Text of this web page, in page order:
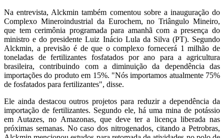
Na entrevista, Alckmin também comentou sobre a inauguração do
Complexo Mineroindustrial da Eurochem, no Triângulo Mineiro,
que tem cerimônia programada para amanhã com a presença do
ministro e do presidente Luiz Inácio Lula da Silva (PT). Segundo
Alckmin, a previsão é de que o complexo fornecerá 1 milhão de
toneladas de fertilizantes fosfatados por ano para a agricultura
brasileira, contribuindo com a diminuição da dependência das
importações do produto em 15%. "Nós importamos atualmente 75%
de fosfatados para fertilizantes", disse.
Ele ainda destacou outros projetos para reduzir a dependência da
importação de fertilizantes. Segundo ele, há uma mina de potássio
em Autazes, no Amazonas, que deve ter a licença liberada nas
próximas semanas. No caso dos nitrogenados, citando a Petrobras,